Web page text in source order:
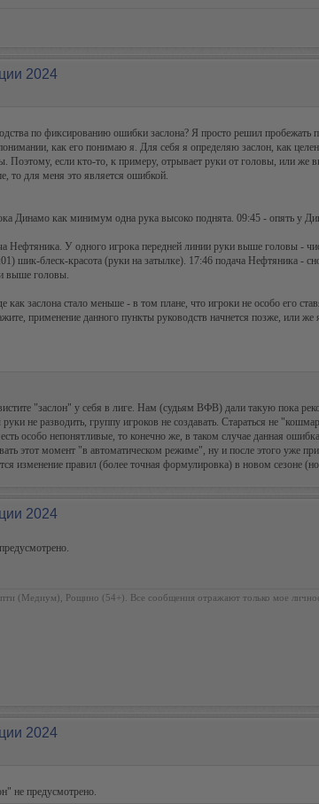
2024
по фиксированию ошибки заслона? Я просто решил пробежать
как его понимаю я. Для себя я определяю заслон, как
Поэтому, если кто-то, к примеру, отрывает руки от головы, или же
то для меня это является ошибкой.
Динамо как минимум одна рука высоко поднята. 09:45 - опять у
Нефтяника. У одного игрока передней линии руки выше головы -
шик-блеск-красота (руки на затылке). 17:46 подача Нефтяника -
выше головы.
как заслона стало меньше - в том плане, что игроки не особо его
применение данного пункты руководств начнется позже, или
"заслон" у себя в лиге. Нам (судьям ВФВ) дали такую пока
не разводить, группу игроков не создавать. Стараться не
особо непонятливые, то конечно же, в таком случае данная
этот момент "в автоматическом режиме", ну и после этого уже
изменение правил (более точная формулировка) в новом сезоне
2024
(Медиум), Рощино (54+). Все сообщения отражают только мое личное
2024
не предусмотрено.